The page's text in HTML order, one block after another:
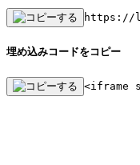
https://
埋め込みコードをコピー
<iframe